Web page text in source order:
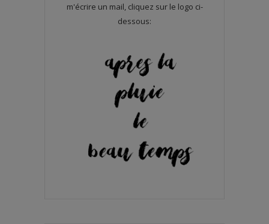
m'écrire un mail, cliquez sur le logo ci-
dessous: